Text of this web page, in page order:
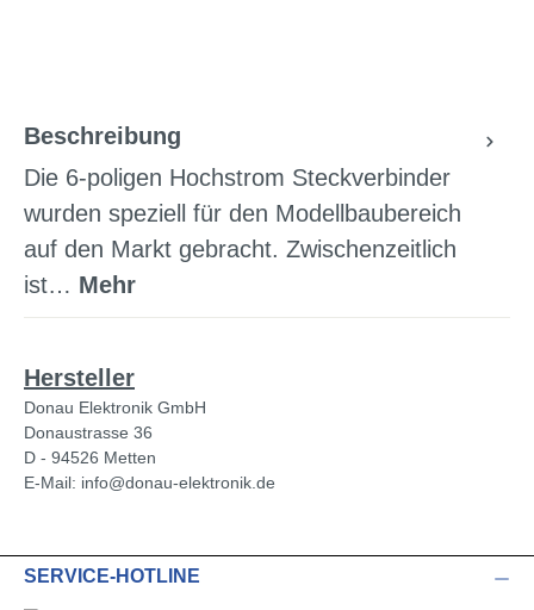
Beschreibung
Die 6-poligen Hochstrom Steckverbinder
wurden speziell für den Modellbaubereich
auf den Markt gebracht. Zwischenzeitlich
ist… Mehr
Hersteller
Donau Elektronik GmbH
Donaustrasse 36
D - 94526 Metten
E-Mail: info@donau-elektronik.de
SERVICE-HOTLINE